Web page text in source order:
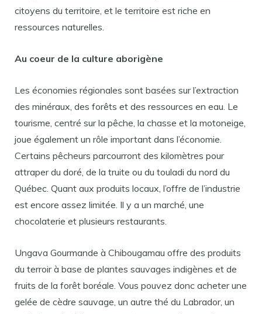
citoyens du territoire, et le territoire est riche en
ressources naturelles.
Au coeur de la culture aborigène
Les économies régionales sont basées sur l’extraction
des minéraux, des forêts et des ressources en eau. Le
tourisme, centré sur la pêche, la chasse et la motoneige,
joue également un rôle important dans l’économie.
Certains pêcheurs parcourront des kilomètres pour
attraper du doré, de la truite ou du touladi du nord du
Québec. Quant aux produits locaux, l’offre de l’industrie
est encore assez limitée. Il y a un marché, une
chocolaterie et plusieurs restaurants.
Ungava Gourmande à Chibougamau offre des produits
du terroir à base de plantes sauvages indigènes et de
fruits de la forêt boréale. Vous pouvez donc acheter une
gelée de cèdre sauvage, un autre thé du Labrador, un